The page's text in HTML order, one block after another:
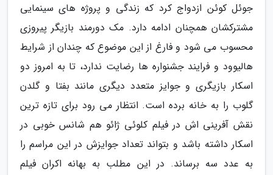
جوئل کوئن ازدواج کرد که زندگی و پروژه های سینمایی
مشترکشان همچنان ادامه دارد. مک دورمند بازیگر پیروزی
محسوب می شود و فارغ از این موضوع که چندان از شرایط
هالیوود و فرایند جشنواره ها رضایت ندارد، تا به امروز دو
اسکار بازیگری و جوایز متعدد دیگری مانند بفتا و گلدن
گلوب را به خانه برده است. انتظار می رود برای تازه ترین
نقش آفرینی اش در فیلم کلوئی ژائو هم شانس خوبی در
اسکار داشته باشد و بتواند تعداد جوایزش در این مراسم را
به عدد سه برساند. در این مطلب به بهانه اکران فیلم